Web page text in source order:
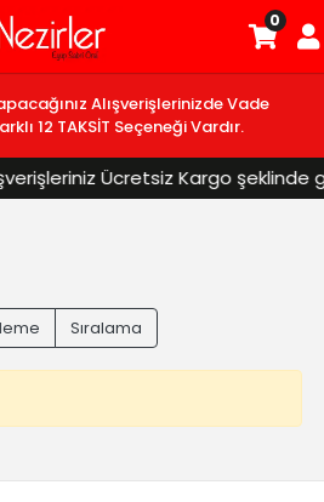
Alışverişlerinizde Vade
12 TAKSİT Seçeneği Vardır.
Ücretsiz Kargo şeklinde
0
Sıralama